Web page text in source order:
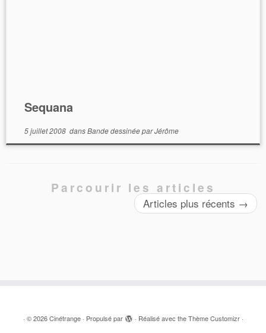
Sequana
5 juillet 2008dansBande dessinéeparJérôme
Parcourir les articles
Articles plus récents →
· © 2026 Cinétrange· Propulsé par · Réalisé avec theThème Customizr·